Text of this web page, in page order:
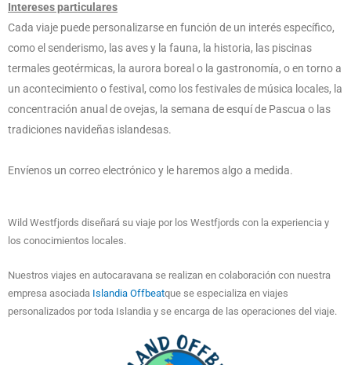
Intereses particulares
Cada viaje puede personalizarse en función de un interés específico,
como el senderismo, las aves y la fauna, la historia, las piscinas
termales geotérmicas, la aurora boreal o la gastronomía, o en torno a
un acontecimiento o festival, como los festivales de música locales, la
concentración anual de ovejas, la semana de esquí de Pascua o las
tradiciones navideñas islandesas.
Envíenos un correo electrónico y le haremos algo a medida.
Wild Westfjords diseñará su viaje por los Westfjords con la experiencia y
los conocimientos locales.
Nuestros viajes en autocaravana se realizan en colaboración con nuestra
empresa asociada Islandia Offbeatque se especializa en viajes
personalizados por toda Islandia y se encarga de las operaciones del viaje.